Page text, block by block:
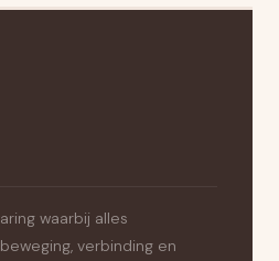
waarbij alles
verbinding en